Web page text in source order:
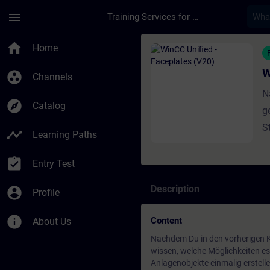
menu Training Services for Digital Industries
home Home
group_work Channels
explore Catalog
timeline Learning Paths
assignment_turned_in Entry Test
account_circle Profile
info About Us
Course - WinCC
Description
Content
Nachdem Du in den vorherigen
wissen, welche Möglichkeiten
Anlagenobjekte einmalig